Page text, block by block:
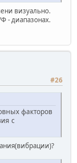
визуально.
- диапазонах.
#26
факторов
с